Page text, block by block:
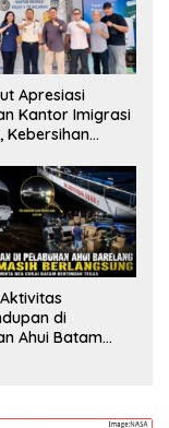
Apresiasi
Kantor Imigrasi
Kebersihan
di
Ahui Batam